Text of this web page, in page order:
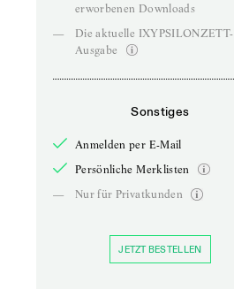
erworbenen Downloads
—
Die aktuelle IXYPSILONZETT-
Ausgabe
Sonstiges
Anmelden per E-Mail
Persönliche Merklisten
—
Nur für Privatkunden
JETZT BESTELLEN